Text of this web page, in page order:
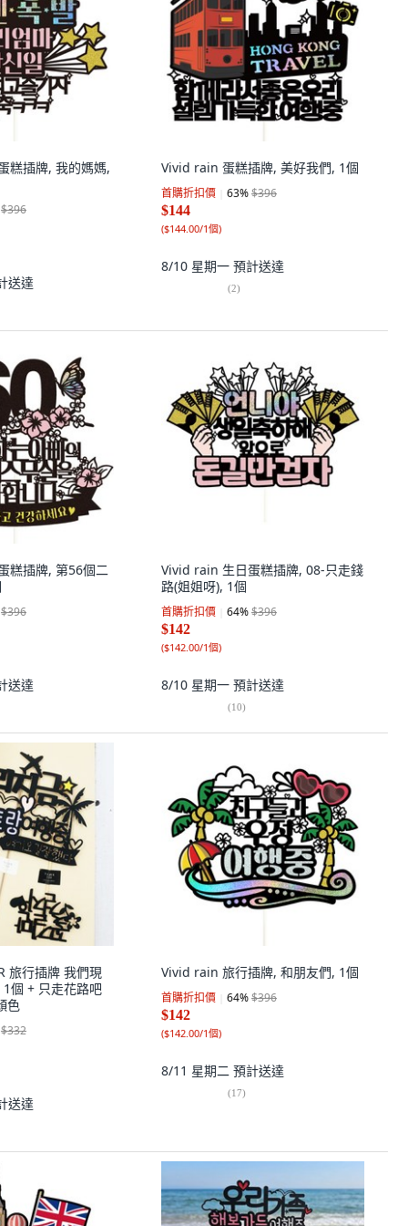
糕插牌, 我的媽媽,
$396
送達
Vivid rain 蛋糕插牌, 美好我們, 1個
首購折扣價 63%$396
$144
($144.00/1個)
8/10 星期一 預計送達
(2)
糕插牌, 第56個二
$396
送達
Vivid rain 生日蛋糕插牌, 08-只走錢
路(姐姐呀), 1個
首購折扣價 64%$396
$142
($142.00/1個)
8/10 星期一 預計送達
(10)
旅行插牌 我們現
個 + 只走花路吧
色
$332
送達
Vivid rain 旅行插牌, 和朋友們, 1個
首購折扣價 64%$396
$142
($142.00/1個)
8/11 星期二 預計送達
(17)